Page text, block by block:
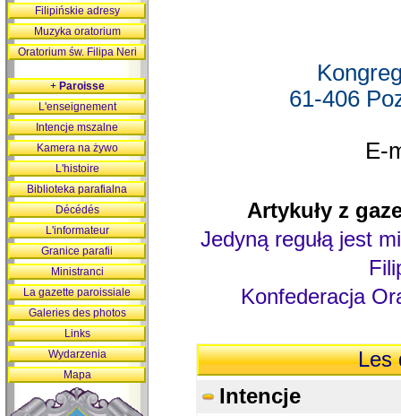
61-406
E-
Artykuły z
Jedyną regułą jest
Konfederacja
Les
Intencje
Filipińskie adresy
Muzyka oratorium
Oratorium św. Filipa Neri
+Paroisse
L'enseignement
Intencje mszalne
Kamera na żywo
L'histoire
Biblioteka parafialna
Décédés
L'informateur
Granice parafii
Ministranci
La gazette paroissiale
Galeries des photos
Links
Wydarzenia
Mapa